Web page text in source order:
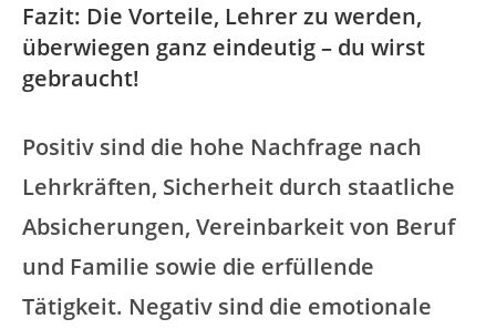
Fazit: Die Vorteile, Lehrer zu werden,
überwiegen ganz eindeutig – du wirst
gebraucht!
Positiv sind die hohe Nachfrage nach
Lehrkräften, Sicherheit durch staatliche
Absicherungen, Vereinbarkeit von Beruf
und Familie sowie die erfüllende
Tätigkeit. Negativ sind die emotionale